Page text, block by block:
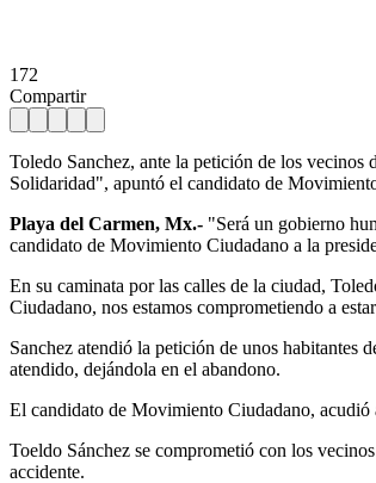
172
Compartir
Toledo Sanchez, ante la petición de los vecinos
Solidaridad", apuntó el candidato de
Playa del Carmen, Mx.- "Será un gobierno
candidato de Movimiento Ciudadano a la
En su caminata por las calles de la ciudad,
Ciudadano, nos estamos comprometiendo a
Sanchez atendió la petición de unos habitantes
atendido, dejándola en el abandono.
El candidato de Movimiento Ciudadano, acudió
Toeldo Sánchez se comprometió con los
accidente.